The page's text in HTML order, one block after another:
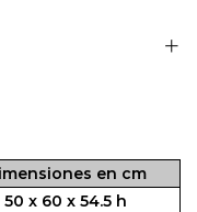
en cm
50 x 60 x 54.5 h